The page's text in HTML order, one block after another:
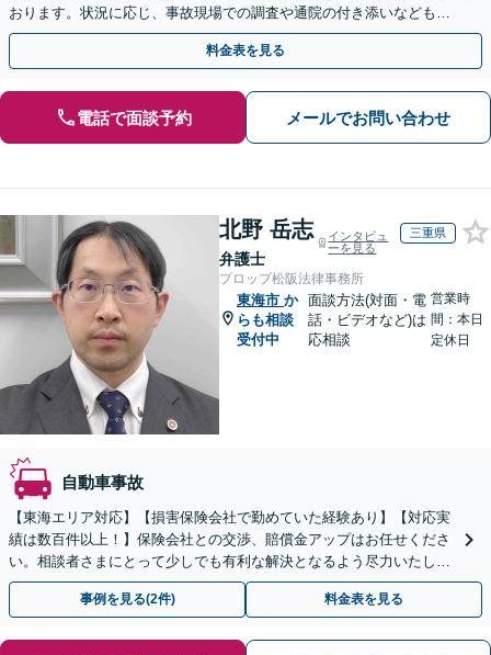
おります。状況に応じ、事故現場での調査や通院の付き添いなどもサ
ポート。弁護士費用特約を利用可能【休日・夜間面談可】
料金表を見る
電話で面談予約 メールでお問い合わせ
北野 岳志
弁護士
インタビュ
ーを見る
三重県
プロップ松阪法律事務所
東海市 か
らも相談
受付中
面談方法(対面・電
話・ビデオなど)は
応相談
営業時
間：本日
定休日
自動車事故
【東海エリア対応】【損害保険会社で勤めていた経験あり】【対応実
績は数百件以上！】保険会社との交渉、賠償金アップはお任せくださ
い。相談者さまにとって少しでも有利な解決となるよう尽力いたしま
す。【初回相談無料】【電話相談可】【休日面談可】
事例を見る(2件) 料金表を見る